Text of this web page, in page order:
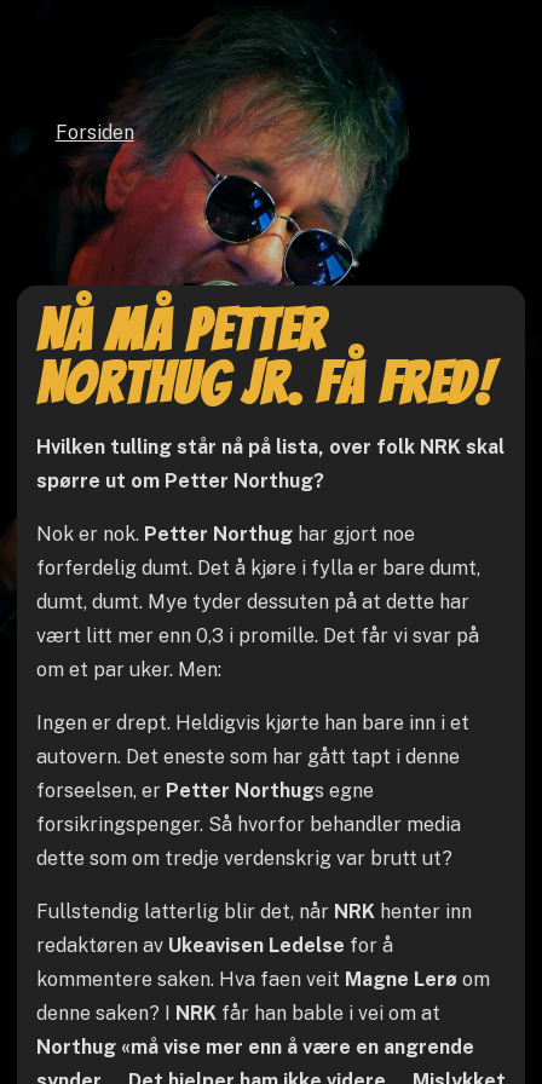
Forsiden
Nå må Petter
Northug Jr. få fred!
Hvilken tulling står nå på lista, over folk NRK skal
spørre ut om Petter Northug?
Nok er nok.Petter Northughar gjort noe
forferdelig dumt. Det å kjøre i fylla er bare dumt,
dumt, dumt. Mye tyder dessuten på at dette har
vært litt mer enn 0,3 i promille. Det får vi svar på
om et par uker. Men:
Ingen er drept. Heldigvis kjørte han bare inn i et
autovern. Det eneste som har gått tapt i denne
forseelsen, er Petter Northugs egne
forsikringspenger. Så hvorfor behandler media
dette som om tredje verdenskrig var brutt ut?
Fullstendig latterlig blir det, når NRKhenter inn
redaktøren av Ukeavisen Ledelse for å
kommentere saken. Hva faen veit Magne Lerø om
denne saken? I NRKfår han bable i vei om at
Northug «må vise mer enn å være en angrende